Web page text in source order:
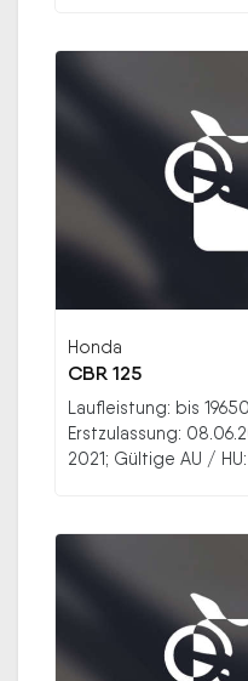
Honda
CBR 125
Laufleistung: bis
Erstzulassung:
2021; Gültige AU /